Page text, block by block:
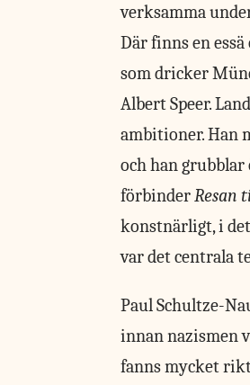
verksamma
Där finns en
som dricker
Albert Speer.
ambitioner. Han
och han
förbinder Resan
konstnärligt, i
var det centrala
Paul Schultze-
innan nazismen
fanns mycket